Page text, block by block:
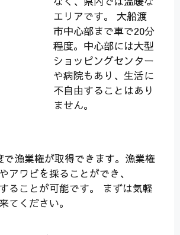
エリアです。 大船渡
市中心部まで車で20分
程度。中心部には大型
ショッピングセンター
や病院もあり、生活に
不自由することはあり
ません。
で漁業権が取得できます。漁業権
アワビを採ることができ、
ることが可能です。 まずは気軽
てください。